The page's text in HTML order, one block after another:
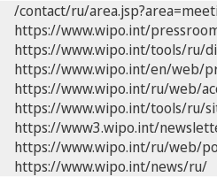
/contact/ru/
https://www.wipo.int/
https://www.wipo.int/tools/ru/
https://www.wipo.int/en/web/
https://www.wipo.int/ru/web/
https://www.wipo.int/tools/ru/
https://www3.wipo.int/
https://www.wipo.int/ru/web/
https://www.wipo.int/news/ru/